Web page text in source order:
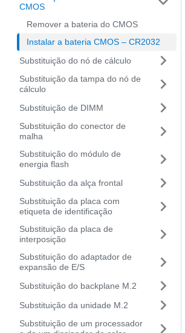
CMOS
Remover a bateria do CMOS
Instalar a bateria CMOS – CR2032
Substituição do nó de cálculo
Substituição da tampa do nó de
cálculo
Substituição de DIMM
Substituição do conector de
malha
Substituição do módulo de
energia flash
Substituição da alça frontal
Substituição da placa com
etiqueta de identificação
Substituição da placa de
interposição
Substituição do adaptador de
expansão de E/S
Substituição do backplane M.2
Substituição da unidade M.2
Substituição de um processador